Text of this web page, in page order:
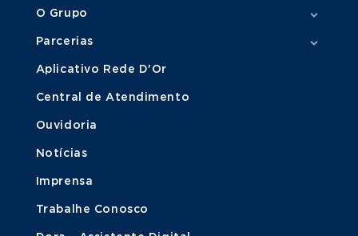
O Grupo
Parcerias
Aplicativo Rede D'Or
Central de Atendimento
Ouvidoria
Notícias
Imprensa
Trabalhe Conosco